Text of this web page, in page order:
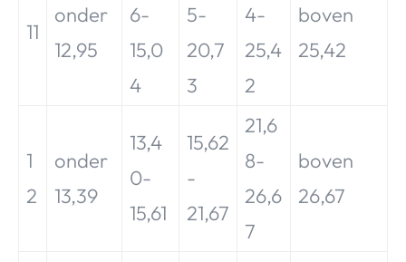
11
onder
12,95
6-
15,0
4
5-
20,7
3
4-
25,4
2
boven
25,42
1
2
onder
13,39
13,4
0-
15,61
15,62
-
21,67
21,6
8-
26,6
7
boven
26,67